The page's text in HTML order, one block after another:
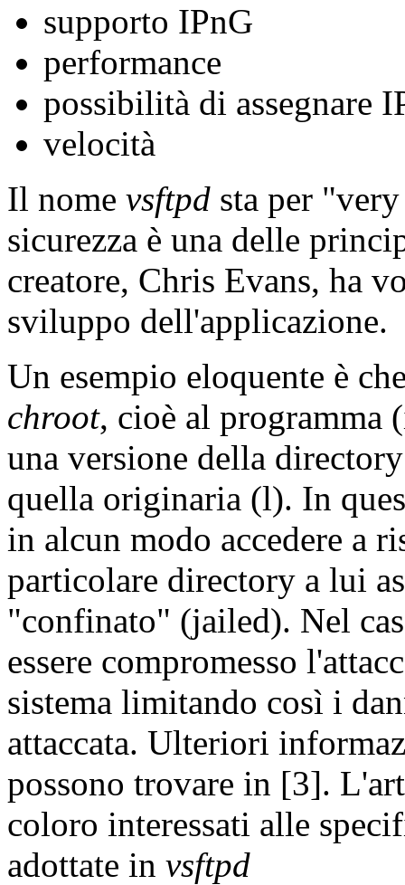
supporto IPnG
performance
possibilità di assegnare
velocità
Il nome vsftpd sta per
sicurezza è una delle
creatore, Chris Evans, ha
sviluppo dell'applicazione.
Un esempio eloquente è
chroot, cioè al programma
una versione della
quella originaria (l). In
in alcun modo accedere a
particolare directory a lui
"confinato" (jailed). Nel
essere compromesso
sistema limitando così i
attaccata. Ulteriori
possono trovare in [3].
coloro interessati alle
adottate in vsftpd